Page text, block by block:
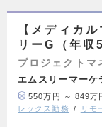
【メディカ
リーG（年収
プロジェクトマ
エムスリーマー
550万円 ～ 849万
レックス勤務
リモ